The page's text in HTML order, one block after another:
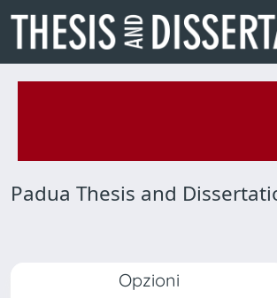
Padua Thesis and
Opzioni